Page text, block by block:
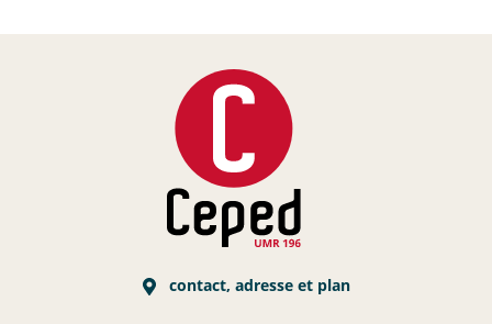
contact, adresse et plan